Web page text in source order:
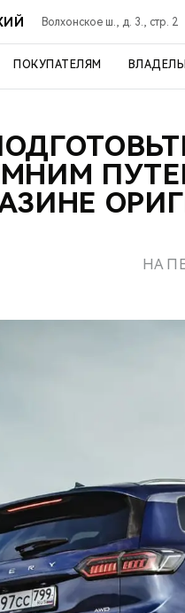
Волхонское ш., д. 3., стр. 2
ПОКУПАТЕЛЯМ
НА